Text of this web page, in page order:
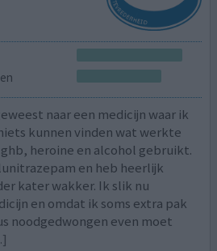
naar een medicijn waar ik
kunnen vinden wat werkte
heroine en alcohol gebruikt.
en heb heerlijk
kater wakker. Ik slik nu
en omdat ik soms extra pak
noodgedwongen even moet